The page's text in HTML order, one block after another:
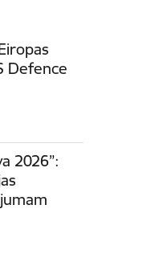
Defence
2026”: